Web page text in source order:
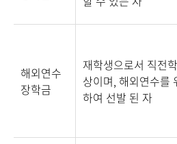
해외연수
장학금
재학생으로서 직전
상이며, 해외연수를
하여 선발 된 자